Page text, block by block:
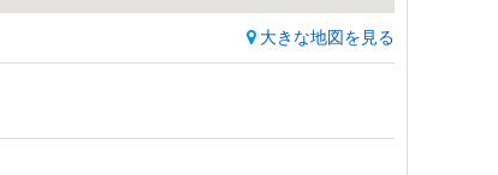
大きな地図を見る